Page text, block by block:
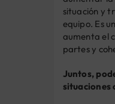
situación y
equipo. Es
aumenta el
partes y
Juntos,
situaciones